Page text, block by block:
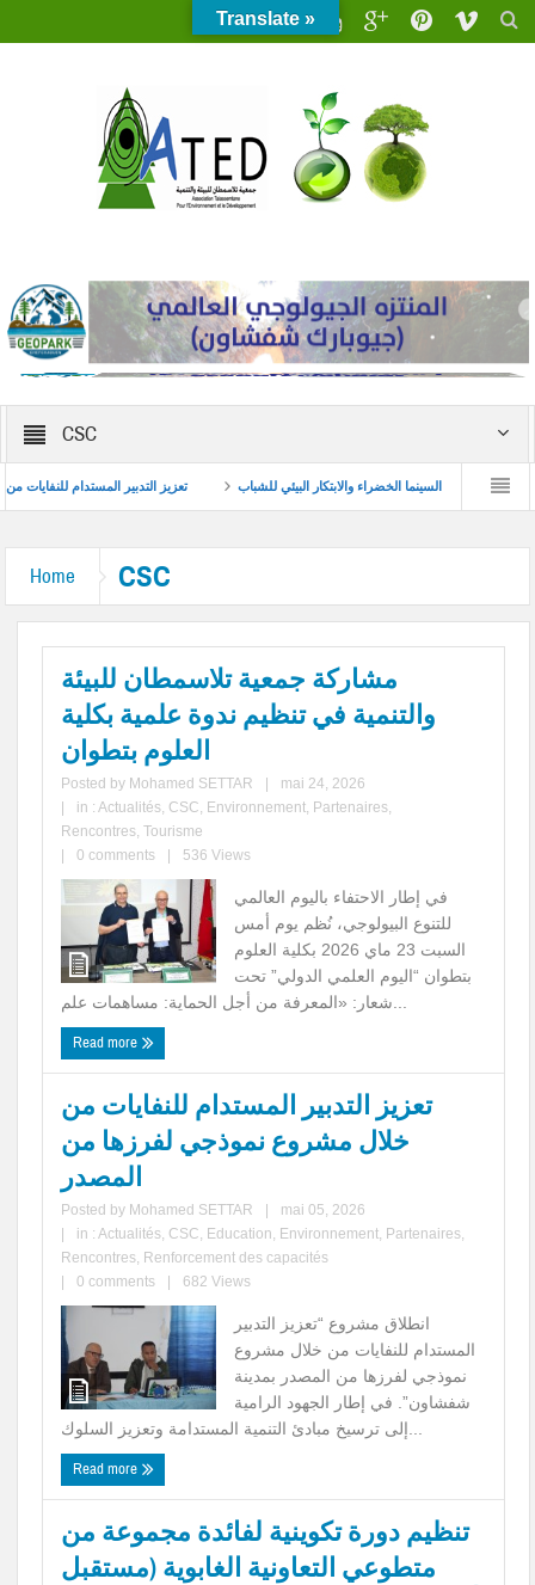
CSC
تعزيز التدبير السينما الخضراء والابتكار البيئي للشباب حول ظاهرة زواج القاصرات
Home CSC
مشاركة جمعية تلاسمطان للبيئة
والتنمية في تنظيم ندوة علمية بكلية
العلوم بتطوان
Posted by Mohamed SETTAR
mai 24, 2026
in :Actualités, CSC, Environnement, Partenaires,
Rencontres,Tourisme
0 comments 536 Views
في إطار الاحتفاء باليوم العالمي
للتنوع البيولوجي، نُظم يوم أمس
السبت 23 ماي 2026 بكلية العلوم
بتطوان “اليوم العلمي الدولي” تحت
Read more
تعزيز التدبير المستدام للنفايات من
خلال مشروع نموذجي لفرزها من
المصدر
Posted by Mohamed SETTAR
mai 05, 2026
in :Actualités, CSC, Education, Environnement, Partenaires,
Rencontres, Renforcement des capacités
0 comments 682 Views
انطلاق مشروع “تعزيز التدبير
المستدام للنفايات من خلال مشروع
نموذجي لفرزها من المصدر بمدينة
شفشاون”. في إطار الجهود الرامية
Read more
تنظيم دورة تكوينية لفائدة مجموعة من
متطوعي التعاونية الغابوية (مستقبل
Translate »